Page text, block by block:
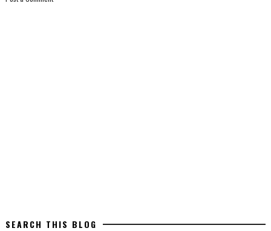
SEARCH THIS BLOG